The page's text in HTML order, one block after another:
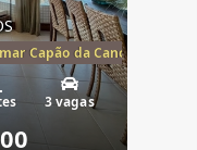
Capão da Canoa,
3 vagas